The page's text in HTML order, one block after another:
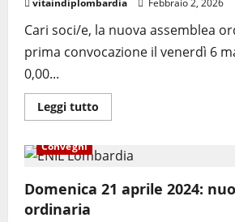
vitaindiplombardia Febbraio 2, 2026
Cari soci/e, la nuova assemblea
prima convocazione il venerdì 6
0,00...
Leggi tutto
Convegni
Domenica 21 aprile 2024:
ordinaria